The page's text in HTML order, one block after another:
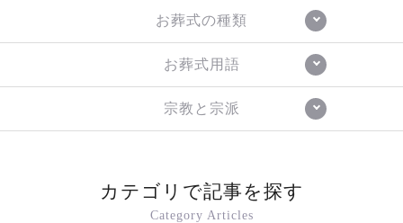
お葬式の種類
お葬式用語
宗教と宗派
カテゴリで記事を探す
Category Articles